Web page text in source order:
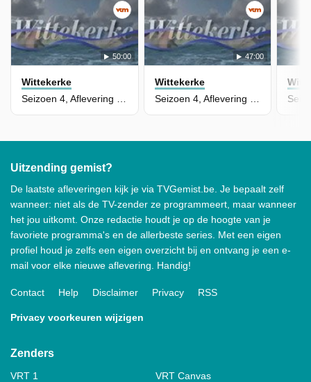
50:00
Wittekerke
47:00
Wittekerke
Uitzending gemist?
De laatste afleveringen kijk je via TVGemist.be. Je bepaalt zelf
wanneer: niet als de TV-zender ze programmeert, maar wanneer
het jou uitkomt. Onze redactie houdt je op de hoogte van je
favoriete programma's en de allerbeste series. Met een eigen
profiel houd je zelfs een eigen overzicht bij en ontvang je een e-
mail voor elke nieuwe aflevering. Handig!
Contact Help Disclaimer Privacy RSS
Privacy voorkeuren wijzigen
Zenders
VRT 1
VRT Canvas